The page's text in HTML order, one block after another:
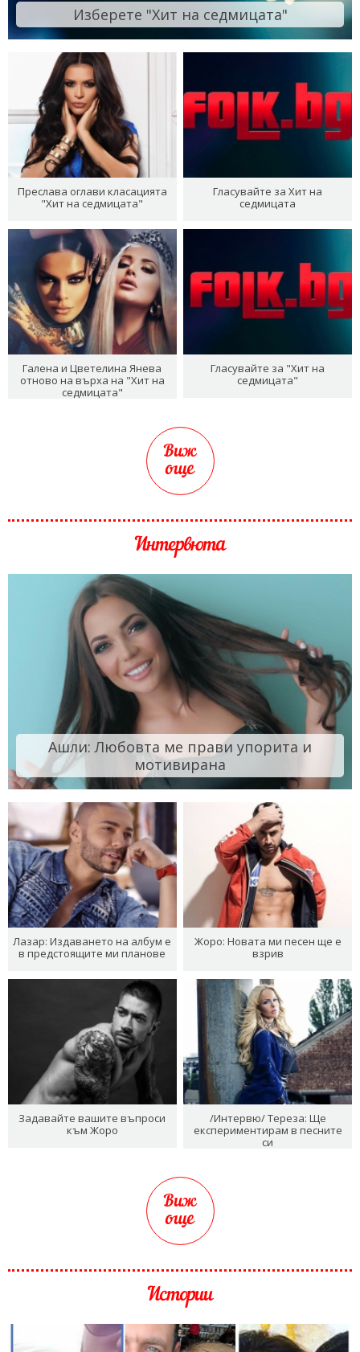
Изберете "Хит на седмицата"
Преслава оглави класацията
"Хит на седмицата"
Гласувайте за Хит на
седмицата
Галена и Цветелина Янева
отново на върха на "Хит на
седмицата"
Гласувайте за "Хит на
седмицата"
Виж
още
Интервюта
Ашли: Любовта ме прави упорита и
мотивирана
Лазар: Издаването на албум е
в предстоящите ми планове
Жоро: Новата ми песен ще е
взрив
Задавайте вашите въпроси
към Жоро
/Интервю/ Тереза: Ще
експериментирам в песните
си
Виж
още
Истории